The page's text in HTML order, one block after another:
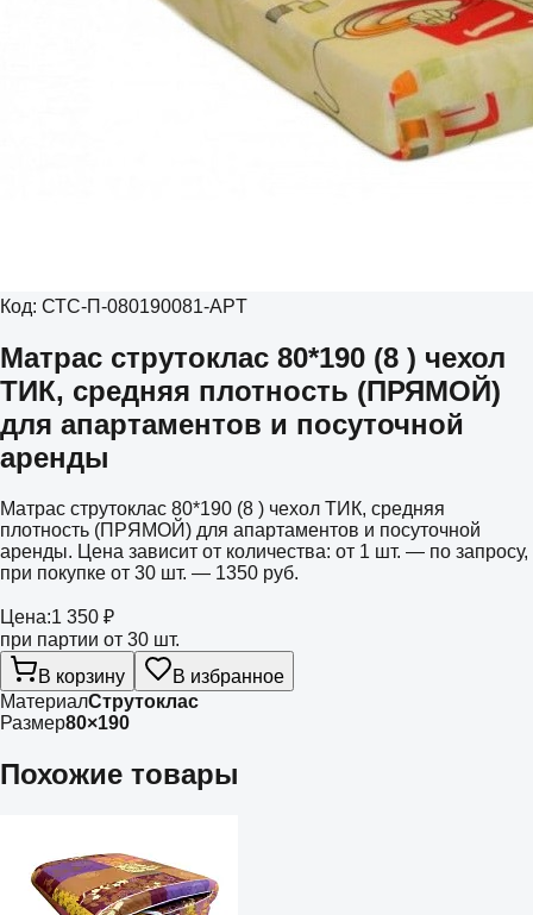
Код: СТС-П-080190081-APT
Матрас струтоклас 80*190 (8 ) чехол
ТИК, средняя плотность (ПРЯМОЙ)
для апартаментов и посуточной
аренды
Матрас струтоклас 80*190 (8 ) чехол ТИК, средняя
плотность (ПРЯМОЙ) для апартаментов и посуточной
аренды. Цена зависит от количества: от 1 шт. — по запросу,
при покупке от 30 шт. — 1350 руб.
Цена:1 350 ₽
при партии от 30 шт.
В корзину
В избранное
МатериалСтрутоклас
Размер80×190
Похожие товары